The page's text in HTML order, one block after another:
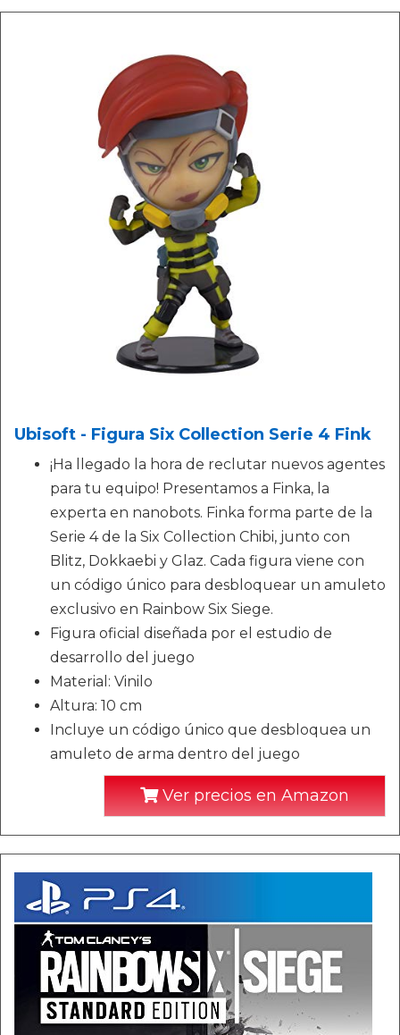
Ubisoft - Figura Six Collection Serie 4 Fink
¡Ha llegado la hora de reclutar nuevos agentes
para tu equipo! Presentamos a Finka, la
experta en nanobots. Finka forma parte de la
Serie 4 de la Six Collection Chibi, junto con
Blitz, Dokkaebi y Glaz. Cada figura viene con
un código único para desbloquear un amuleto
exclusivo en Rainbow Six Siege.
Figura oficial diseñada por el estudio de
desarrollo del juego
Material: Vinilo
Altura: 10 cm
Incluye un código único que desbloquea un
amuleto de arma dentro del juego
Ver precios en Amazon